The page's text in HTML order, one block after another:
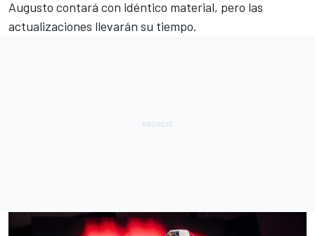
Augusto contará con idéntico material, pero las
actualizaciones llevarán su tiempo.